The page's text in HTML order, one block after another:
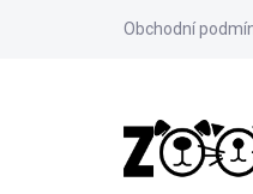
Obchodní